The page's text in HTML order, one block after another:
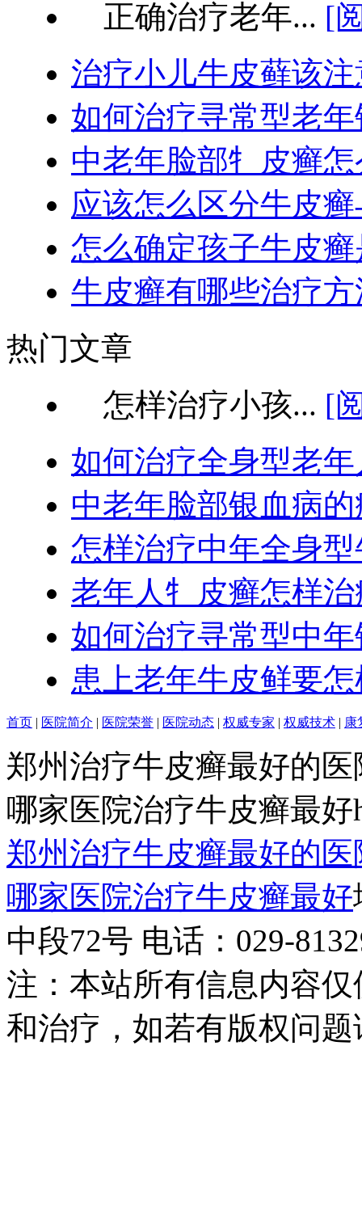
正确治疗老年... [
治疗小儿牛皮藓该
如何治疗寻常型老
中老年脸部牜皮癣
应该怎么区分牛皮
怎么确定孩子牛皮
牛皮癣有哪些治疗方
热门文章
怎样治疗小孩... [
如何治疗全身型老
中老年脸部银血病
怎样治疗中年全身
老年人牜皮癣怎样
如何治疗寻常型中
患上老年牛皮鲜要
首页 | 医院简介 | 医院荣誉 | 医院动态 | 权威专家 | 权威技术 | 康
郑州治疗牛皮癣最好的
哪家医院治疗牛皮癣最好
郑州治疗牛皮癣最好的
哪家医院治疗牛皮癣最好
中段72号 电话：029-
注：本站所有信息内容
和治疗，如若有版权问